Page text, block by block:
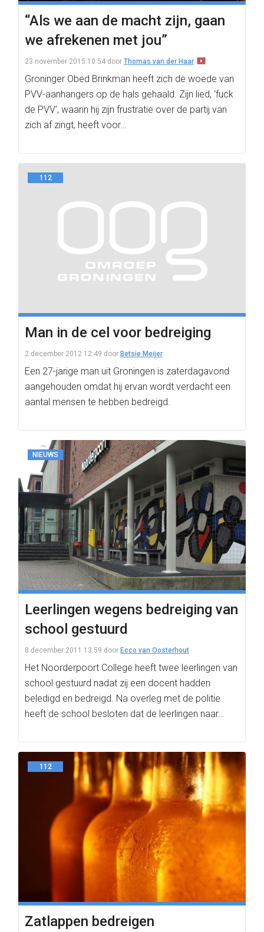
“Als we aan de macht zijn, gaan
we afrekenen met jou”
23 november 2015 10:54 door Thomas van der Haar
Groninger Obed Brinkman heeft zich de woede van
PVV-aanhangers op de hals gehaald. Zijn lied, ‘fuck
de PVV’, waarin hij zijn frustratie over de partij van
zich af zingt, heeft voor…
112
Man in de cel voor bedreiging
2 december 2012 12:49 door Betsie Meijer
Een 27-jarige man uit Groningen is zaterdagavond
aangehouden omdat hij ervan wordt verdacht een
aantal mensen te hebben bedreigd.
NIEUWS
Leerlingen wegens bedreiging van
school gestuurd
8 december 2011 13:59 door Ecco van Oosterhout
Het Noorderpoort College heeft twee leerlingen van
school gestuurd nadat zij een docent hadden
beledigd en bedreigd. Na overleg met de politie
heeft de school besloten dat de leerlingen naar…
112
Zatlappen bedreigen